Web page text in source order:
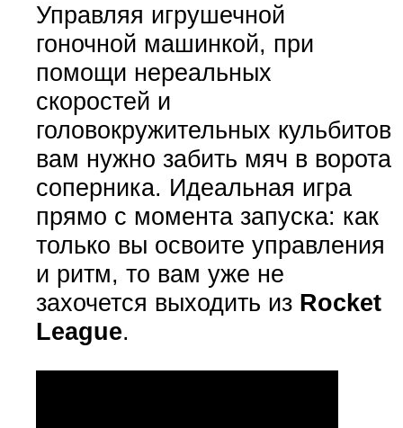
Управляя игрушечной
гоночной машинкой, при
помощи нереальных
скоростей и
головокружительных кульбитов
вам нужно забить мяч в ворота
соперника. Идеальная игра
прямо с момента запуска: как
только вы освоите управления
и ритм, то вам уже не
захочется выходить из Rocket
League.